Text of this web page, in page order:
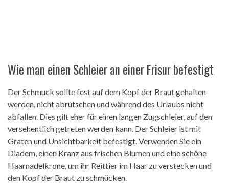
Wie man einen Schleier an einer Frisur befestigt
Der Schmuck sollte fest auf dem Kopf der Braut gehalten
werden, nicht abrutschen und während des Urlaubs nicht
abfallen. Dies gilt eher für einen langen Zugschleier, auf den
versehentlich getreten werden kann. Der Schleier ist mit
Graten und Unsichtbarkeit befestigt. Verwenden Sie ein
Diadem, einen Kranz aus frischen Blumen und eine schöne
Haarnadelkrone, um ihr Reittier im Haar zu verstecken und
den Kopf der Braut zu schmücken.